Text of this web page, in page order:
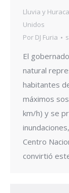
Lluvia y
Unidos
Por DJ Furia
El
natural
habitantes
máximos
km/h) y se
Centro
convirtió